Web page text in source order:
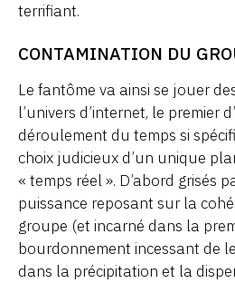
terrifiant.
CONTAMINATION DU
Le fantôme va ainsi se jouer
l’univers d’internet, le premier
déroulement du temps si
choix judicieux d’un unique
« temps réel ». D’abord grisés
puissance reposant sur la
groupe (et incarné dans la
bourdonnement incessant de
dans la précipitation et la